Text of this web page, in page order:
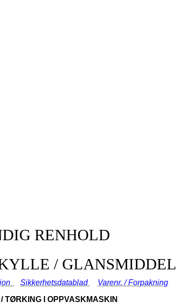
RENHOLD
/ GLANSMIDDEL
Sikkerhetsdatablad
Varenr. / Forpakning
TØRKING I OPPVASKMASKIN